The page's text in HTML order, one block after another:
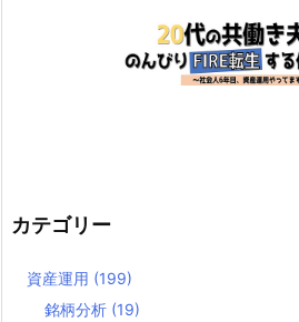
カテゴリー
資産運用 (199)
銘柄分析 (19)